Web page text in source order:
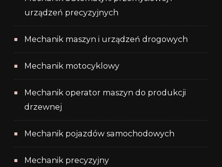
urządzeń precyzyjnych
Mechanik maszyn i urządzeń drogowych
Mechanik motocyklowy
Mechanik operator maszyn do produkcji
drzewnej
Mechanik pojazdów samochodowych
Mechanik precyzyjny